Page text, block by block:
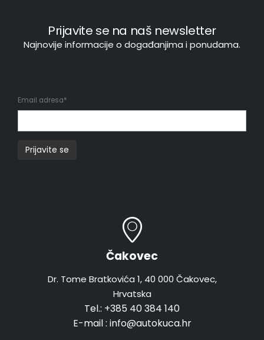
Prijavite se na naš newsletter
Najnovije informacije o događanjima i ponudama.
Email adresa*
Čakovec
Dr. Tome Bratkovića 1, 40 000 Čakovec,
Hrvatska
Tel.: +385 40 384 140
E-mail : info@autokuca.hr